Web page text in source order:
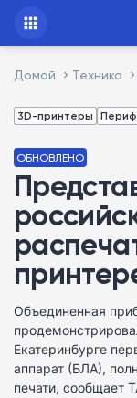
Домой Техника
3D-принтеры
ОБНОВЛЕНО
Объединенная
Екатеринбурге
аппарат (БЛА),
печати, сообщает